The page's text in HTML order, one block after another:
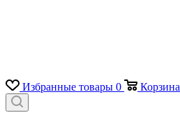
Избранные товары 0 Корзина